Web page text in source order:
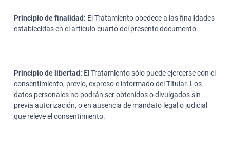
Principio de finalidad: El Tratamiento obedece a las finalidades
establecidas en el artículo cuarto del presente documento.
Principio de libertad: El Tratamiento sólo puede ejercerse con el
consentimiento, previo, expreso e informado del Titular. Los
datos personales no podrán ser obtenidos o divulgados sin
previa autorización, o en ausencia de mandato legal o judicial
que releve el consentimiento.